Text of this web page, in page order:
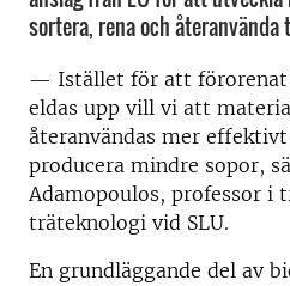
sortera, rena och
— Istället för att
eldas upp vill vi att
återanvändas mer
producera mindre sopor,
Adamopoulos, professor i
träteknologi vid SLU.
En grundläggande del av